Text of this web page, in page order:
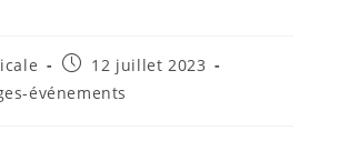
Publication
publiée :
12 juillet 2023
événements